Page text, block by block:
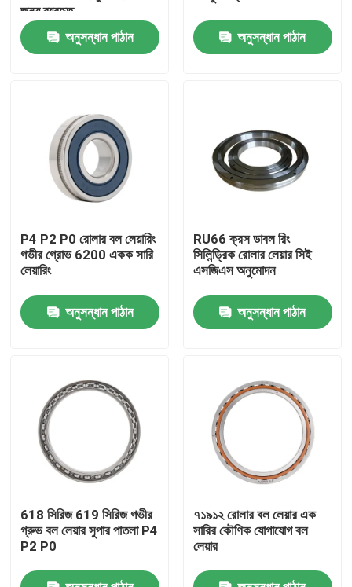
ভিডিও
আমাদের সম্পর্কে
কারখানা ভ্রমণ
মান নিয়ন্ত্রণ
আমাদের সাথে যোগাযোগ
উদ্ধৃতির জন্য আবেদন
শিল্প ক্ষয়কারী
লেপা ঘষিয়া তুলিয়া ফেলিতে সক্ষম
জন্য ব্যবহৃত
অনুসন্ধান পাঠান
অনুসন্ধান পাঠান
P4 P2 P0 রোলার বল লেয়ারিং
গভীর গ্রোভ 6200 একক সারি
লেয়ারিং
অনুসন্ধান পাঠান
RU66 ক্রস ডাবল রিং
সিলিন্ড্রিক রোলার লেয়ার সিই
এসজিএস অনুমোদন
অনুসন্ধান পাঠান
618 সিরিজ 619 সিরিজ গভীর
গ্রুভ বল লেয়ার সুপার পাতলা P4
P2 P0
৭১৯১২ রোলার বল লেয়ার এক
সারির কৌণিক যোগাযোগ বল
লেয়ার